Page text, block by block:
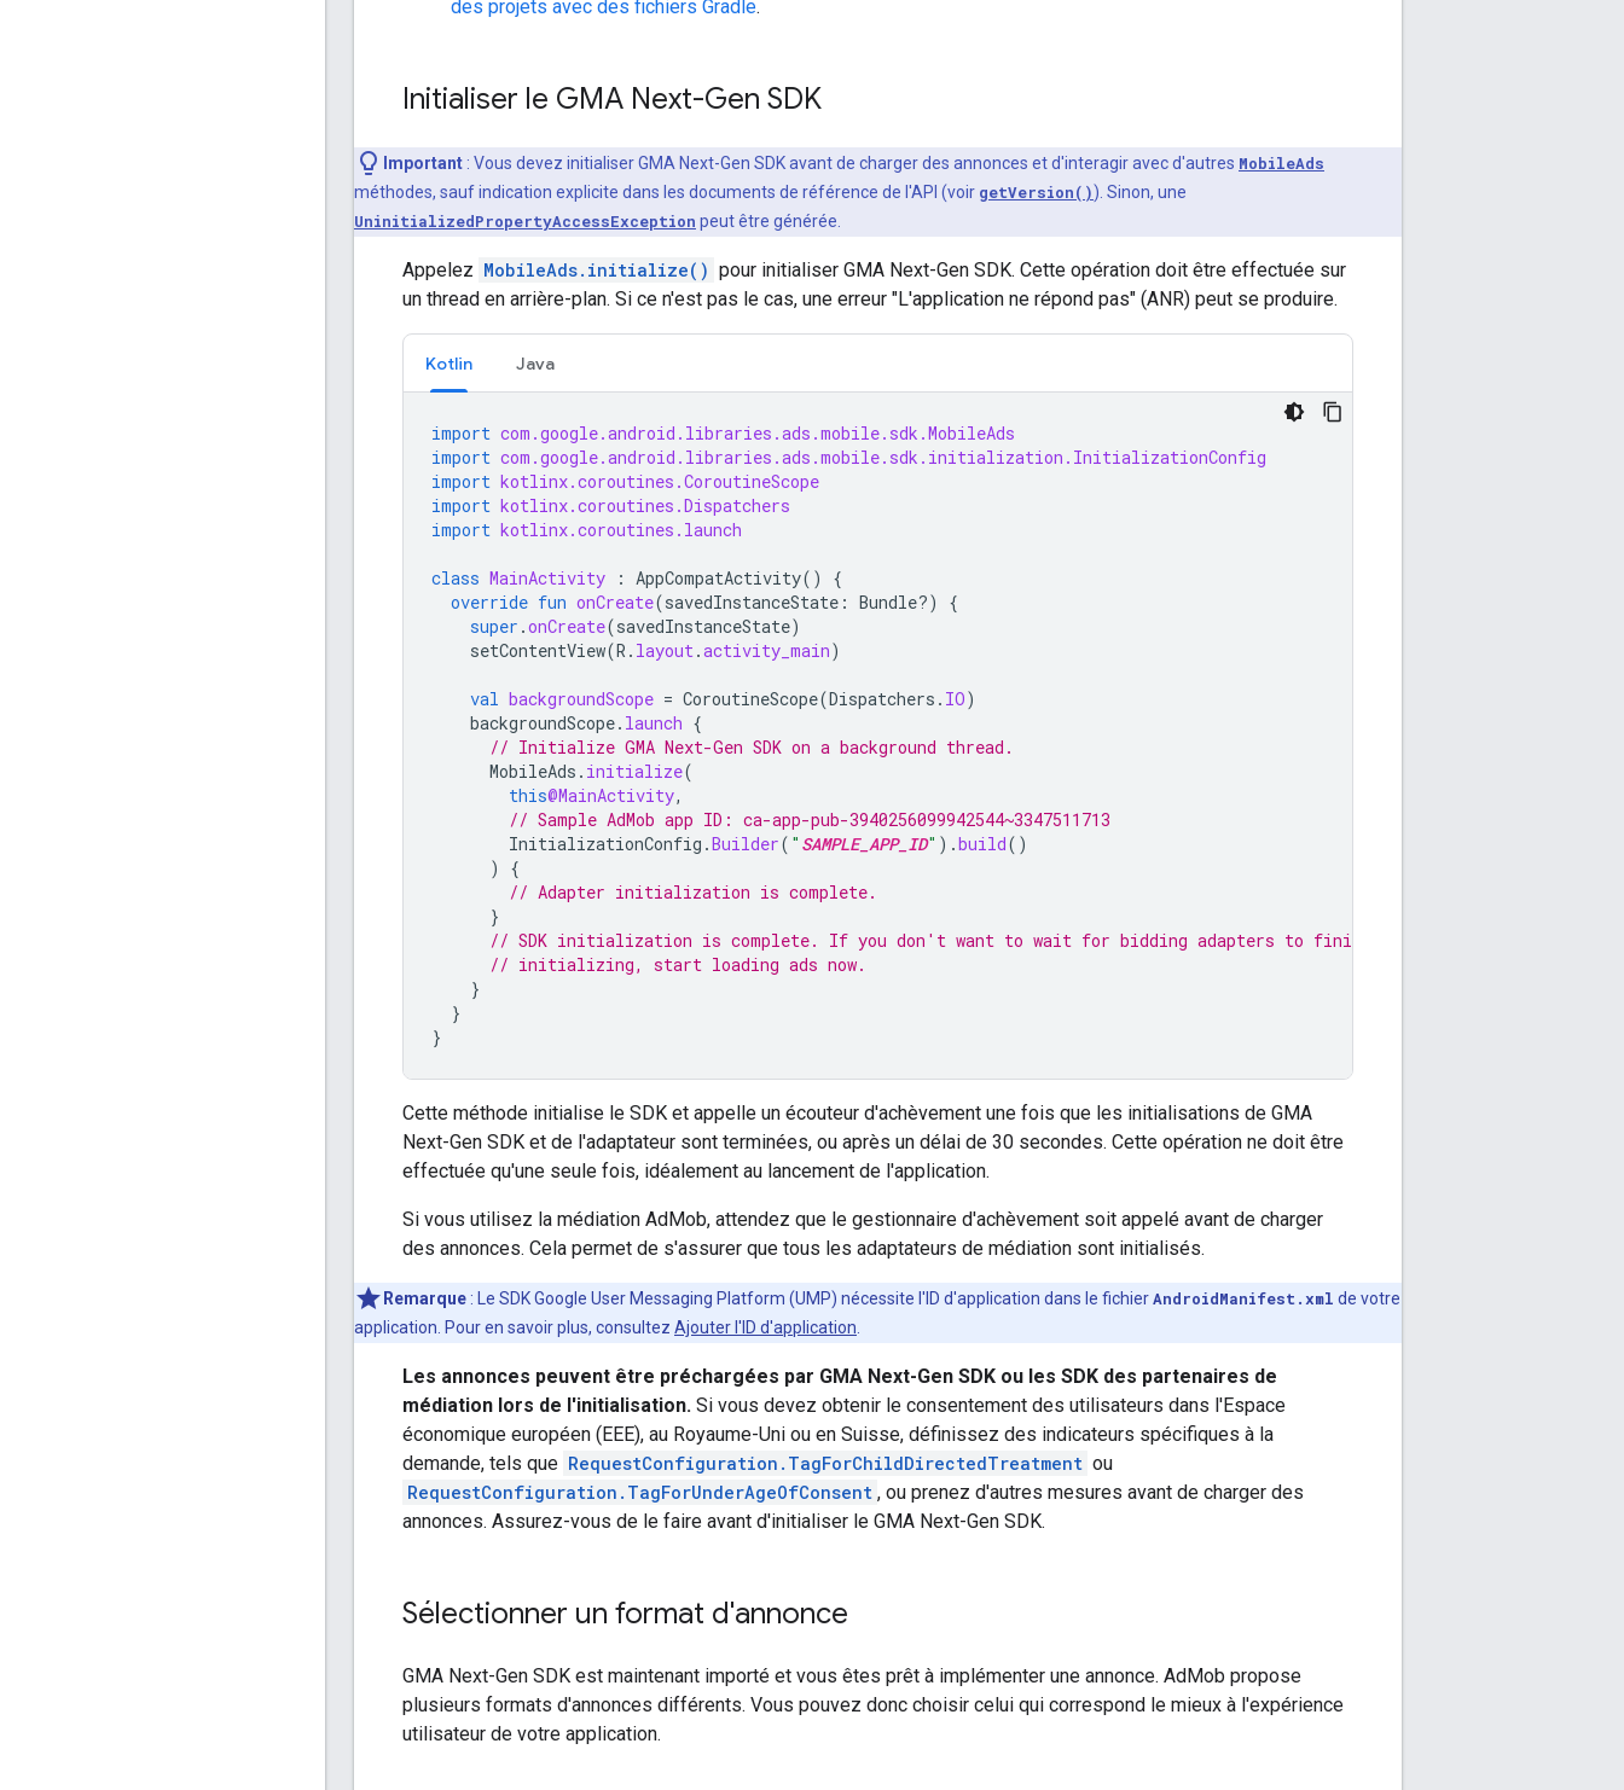
des projets avec des fichiers Gradle.
Initialiser le GMA Next-Gen SDK
Important : Vous devez initialiserGMA Next-Gen SDKavant de charger des annonces et d'interagir avec d'autres MobileAds
méthodes, sauf indication explicite dans les documents de référence de l'API (voir getVersion()). Sinon, une
UninitializedPropertyAccessException peut être générée.
Appelez MobileAds.initialize() pour initialiser GMA Next-Gen SDK. Cette opération doit être effectuée sur
un thread en arrière-plan. Si ce n'est pas le cas, une erreur "L'application ne répond pas" (ANR) peut se produire.
Kotlin Java
import com.google.android.libraries.ads.mobile.sdk.MobileAds
import com.google.android.libraries.ads.mobile.sdk.initialization.InitializationConfig
import kotlinx.coroutines.CoroutineScope
import kotlinx.coroutines.Dispatchers
import kotlinx.coroutines.launch
class MainActivity : AppCompatActivity()
{
override fun onCreate(savedInstanceState : Bundle?)
{
super .onCreate(savedInstanceState)
setContentView(R . layout.activity_main)
val backgroundScope = CoroutineScope(Dispatchers . IO)
backgroundScope. launch {
// Initialize GMA Next-Gen SDK on a background thread.
MobileAds . initialize(
this@MainActivity,
// Sample AdMob app ID: ca-app-pub-3940256099942544~3347511713
InitializationConfig .Builder( " SAMPLE_APP_ID" ).build()
)
{
// Adapter initialization is complete.
}
// SDK initialization is complete. If you don't want to wait for bidding adapters to finish
// initializing, start loading ads now.
}
}
}
Cette méthode initialise le SDK et appelle un écouteur d'achèvement une fois que les initialisations de GMA
Next-Gen SDK et de l'adaptateur sont terminées, ou après un délai de 30 secondes. Cette opération ne doit être
effectuée qu'une seule fois, idéalement au lancement de l'application.
Si vous utilisez la médiation AdMob, attendez que le gestionnaire d'achèvement soit appelé avant de charger
des annonces. Cela permet de s'assurer que tous les adaptateurs de médiation sont initialisés.
Remarque : Le SDK Google User Messaging Platform (UMP) nécessite l'ID d'application dans le fichierAndroidManifest.xml de votre
application. Pour en savoir plus, consultez Ajouter l'ID d'application
Les annonces peuvent être préchargées par GMA Next-Gen SDK ou les SDK des partenaires de
médiation lors de l'initialisation. Si vous devez obtenir le consentement des utilisateurs dans l'Espace
économique européen (EEE), au Royaume-Uni ou en Suisse, définissez des indicateurs spécifiques à la
demande, tels que RequestConfiguration.TagForChildDirectedTreatment ou
RequestConfiguration.TagForUnderAgeOfConsent , ou prenez d'autres mesures avant de charger des
annonces. Assurez-vous de le faire avant d'initialiser le GMA Next-Gen SDK.
Sélectionner un format d'annonce
GMA Next-Gen SDK est maintenant importé et vous êtes prêt à implémenter une annonce. AdMob propose
plusieurs formats d'annonces différents. Vous pouvez donc choisir celui qui correspond le mieux à l'expérience
utilisateur de votre application.